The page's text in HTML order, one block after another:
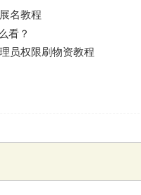
名教程
看？
员权限刷物资教程